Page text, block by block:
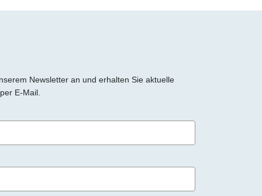
Newsletter an und erhalten Sie aktuelle
E-Mail.